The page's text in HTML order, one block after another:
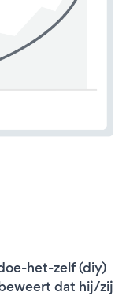
het-zelf (diy)
dat hij/zij